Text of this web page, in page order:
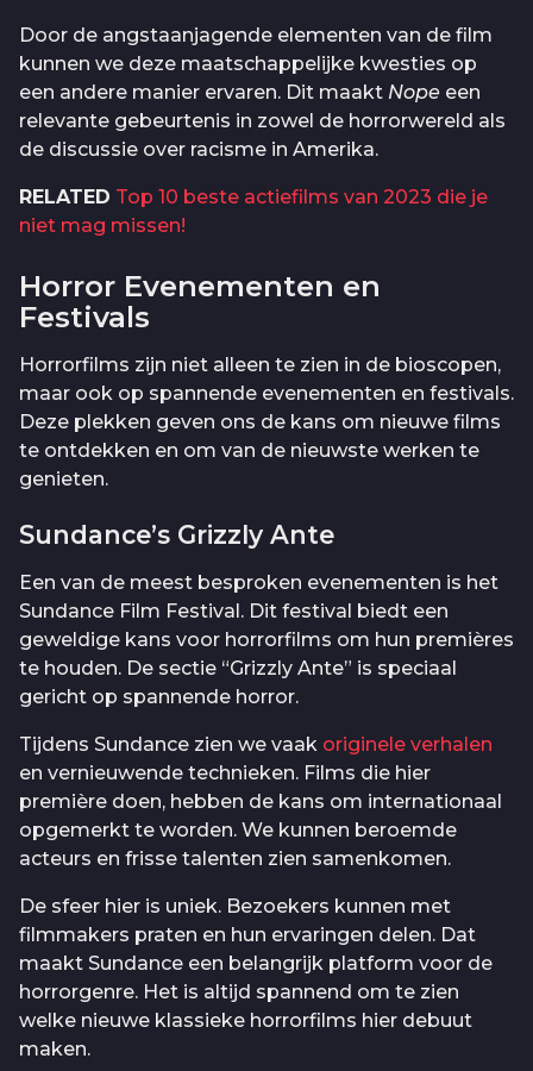
Door de angstaanjagende elementen van de film
kunnen we deze maatschappelijke kwesties op
een andere manier ervaren. Dit maakt Nope een
relevante gebeurtenis in zowel de horrorwereld als
de discussie over racisme in Amerika.
RELATED Top 10 beste actiefilms van 2023 die je
niet mag missen!
Horror Evenementen en
Festivals
Horrorfilms zijn niet alleen te zien in de bioscopen,
maar ook op spannende evenementen en festivals.
Deze plekken geven ons de kans om nieuwe films
te ontdekken en om van de nieuwste werken te
genieten.
Sundance’s Grizzly Ante
Een van de meest besproken evenementen is het
Sundance Film Festival. Dit festival biedt een
geweldige kans voor horrorfilms om hun premières
te houden. De sectie “Grizzly Ante” is speciaal
gericht op spannende horror.
Tijdens Sundance zien we vaak originele verhalen
en vernieuwende technieken. Films die hier
première doen, hebben de kans om internationaal
opgemerkt te worden. We kunnen beroemde
acteurs en frisse talenten zien samenkomen.
De sfeer hier is uniek. Bezoekers kunnen met
filmmakers praten en hun ervaringen delen. Dat
maakt Sundance een belangrijk platform voor de
horrorgenre. Het is altijd spannend om te zien
welke nieuwe klassieke horrorfilms hier debuut
maken.